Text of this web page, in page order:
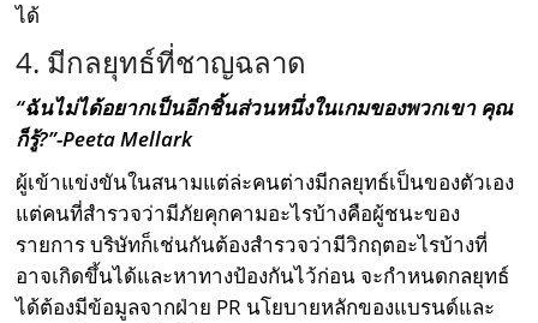
ได้
4. มีกลยุทธ์ที่ชาญฉลาด
“ฉันไม่ได้อยากเป็นอีกชิ้นส่วนหนึ่งในเกมของพวกเขา คุณ
ก็รู้?”-Peeta Mellark
ผู้เข้าแข่งขันในสนามแต่ล่ะคนต่างมีกลยุทธ์เป็นของตัวเอง
แต่คนที่สำรวจว่ามีภัยคุกคามอะไรบ้างคือผู้ชนะของ
รายการ บริษัทก็เช่นกันต้องสำรวจว่ามีวิกฤตอะไรบ้างที่
อาจเกิดขึ้นได้และหาทางป้องกันไว้ก่อน จะกำหนดกลยุทธ์
ได้ต้องมีข้อมูลจากฝ่าย PR นโยบายหลักของแบรนด์และ